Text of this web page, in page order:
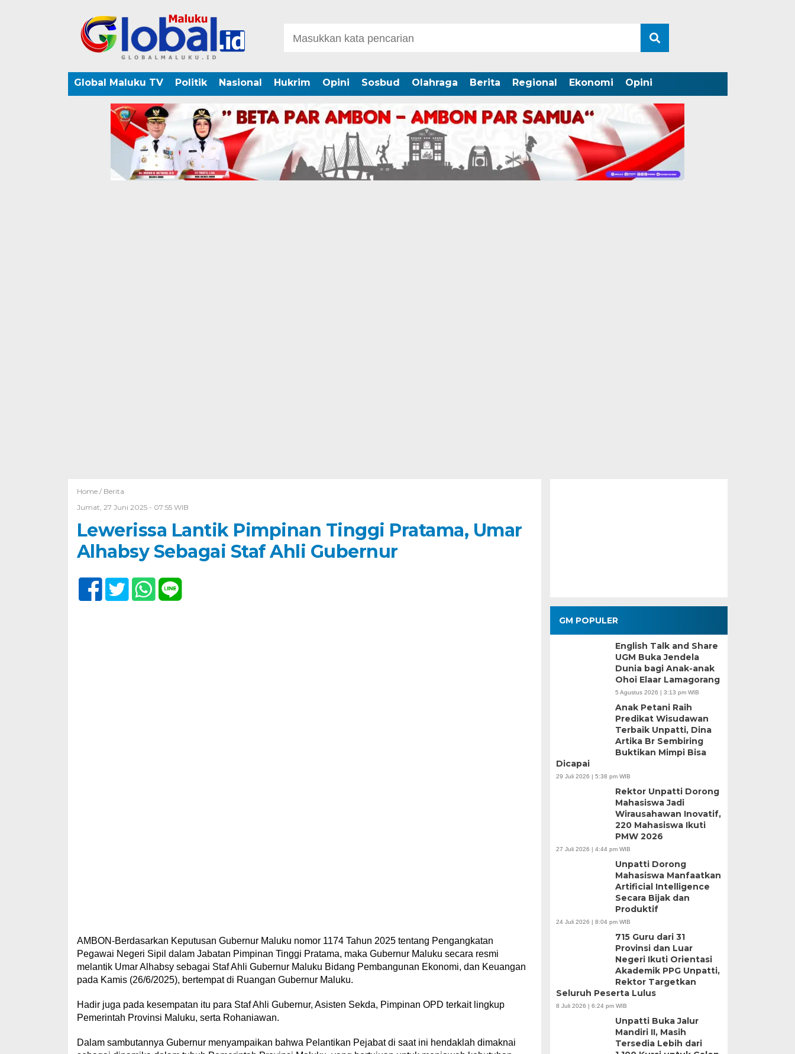
Global Maluku TV Politik Nasional Hukrim Opini Sosbud Olahraga Berita Regional Ekonomi Opini
Home / Berita
Jumat, 27 Juni 2025 - 07:55 WIB
Lewerissa Lantik Pimpinan Tinggi Pratama, Umar
Alhabsy Sebagai Staf Ahli Gubernur
AMBON-Berdasarkan Keputusan Gubernur Maluku nomor 1174 Tahun 2025 tentang Pengangkatan
Pegawai Negeri Sipil dalam Jabatan Pimpinan Tinggi Pratama, maka Gubernur Maluku secara resmi
melantik Umar Alhabsy sebagai Staf Ahli Gubernur Maluku Bidang Pembangunan Ekonomi, dan Keuangan
pada Kamis (26/6/2025), bertempat di Ruangan Gubernur Maluku.
Hadir juga pada kesempatan itu para Staf Ahli Gubernur, Asisten Sekda, Pimpinan OPD terkait lingkup
Pemerintah Provinsi Maluku, serta Rohaniawan.
Dalam sambutannya Gubernur menyampaikan bahwa Pelantikan Pejabat di saat ini hendaklah dimaknai
GM POPULER
English Talk and Share
UGM Buka Jendela
Dunia bagi Anak-anak
Ohoi Elaar Lamagorang
5 Agustus 2026 | 3:13 pm WIB
Anak Petani Raih
Predikat Wisudawan
Terbaik Unpatti, Dina
Artika Br Sembiring
Buktikan Mimpi Bisa
Dicapai
29 Juli 2026 | 5:38 pm WIB
Rektor Unpatti Dorong
Mahasiswa Jadi
Wirausahawan Inovatif,
220 Mahasiswa Ikuti
PMW 2026
27 Juli 2026 | 4:44 pm WIB
Unpatti Dorong
Mahasiswa Manfaatkan
Artificial Intelligence
Secara Bijak dan
Produktif
24 Juli 2026 | 8:04 pm WIB
715 Guru dari 31
Provinsi dan Luar
Negeri Ikuti Orientasi
Akademik PPG Unpatti,
Rektor Targetkan
Seluruh Peserta Lulus
8 Juli 2026 | 6:24 pm WIB
Unpatti Buka Jalur
Mandiri II, Masih
Tersedia Lebih dari